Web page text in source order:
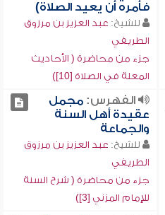
فأمره أن يعيد الصلاة)
للشيخ: عبد العزيز بن مرزوق
الطريفي
جزء من محاضرة ( الأحاديث
المعلة في الصلاة [10])
الفهرس:مجمل
عقيدة أهل السنة
والجماعة
للشيخ: عبد العزيز بن مرزوق
الطريفي
جزء من محاضرة ( شرح السنة
للإمام المزني [3])